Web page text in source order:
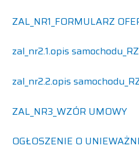
ZAL_NR1_FORMULARZ
zal_nr2.1.opis
zal_nr2.2.opis
ZAL_NR3_WZÓR UMOWY
OGŁOSZENIE O